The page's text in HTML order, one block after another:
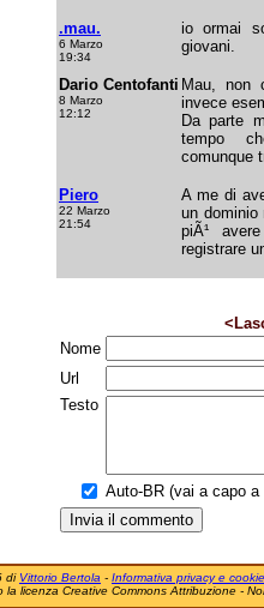
.mau.
6 Marzo
19:34
io ormai
giovani.
Dario Centofanti
8 Marzo
12:12
Mau, non
invece
Da parte
tempo
comunque
Piero
22 Marzo
21:54
A me di
un dominio
piÃ¹
registrare
Nome
Url
Testo
Auto-BR (vai a capo a
di Vittorio Bertola - Informativa privacy e cookie
licenza Creative Commons Attribuzione -